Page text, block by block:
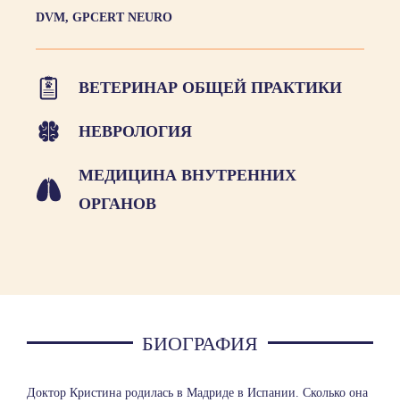
DVM, GPCERT NEURO
ВЕТЕРИНАР ОБЩЕЙ ПРАКТИКИ
НЕВРОЛОГИЯ
МЕДИЦИНА ВНУТРЕННИХ
ОРГАНОВ
БИОГРАФИЯ
Доктор Кристина родилась в Мадриде в Испании. Сколько она